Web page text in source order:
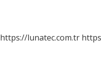
https://lunatec.com.tr